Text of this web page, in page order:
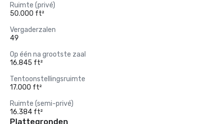
Ruimte (privé)
50.000 ft²
Vergaderzalen
49
Op één na grootste zaal
16.845 ft²
Tentoonstellingsruimte
17.000 ft²
Ruimte (semi-privé)
16.384 ft²
Plattegronden